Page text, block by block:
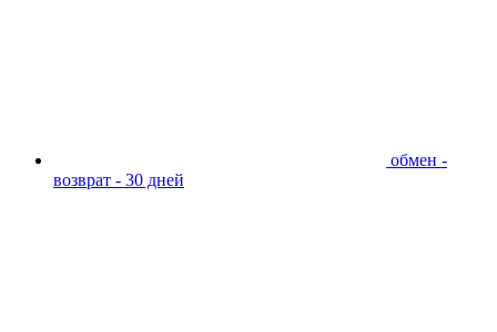
обмен -
возврат - 30 дней